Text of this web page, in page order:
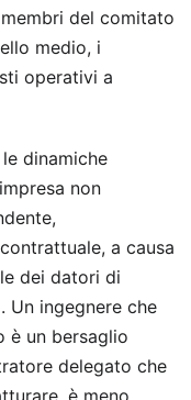
del comitato
medio, i
operativi a
dinamiche
non
a causa
dei datori di
Un ingegnere che
è un bersaglio
delegato che
è meno